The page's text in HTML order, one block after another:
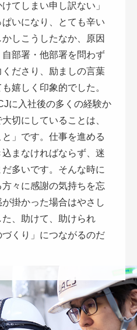
てしまい申し訳ない」
いになり、とても辛い
しこうしたなか、原因
部署・他部署を問わず
ださり、励ましの言葉
嬉しく印象的でした。
に入社後の多くの経験か
切にしていることは、
と」です。仕事を進める
まなければならず、迷
多いです。そんな時に
々に感謝の気持ちを忘
掛かった場合はやさし
、助けて、助けられ
くり」につながるのだ